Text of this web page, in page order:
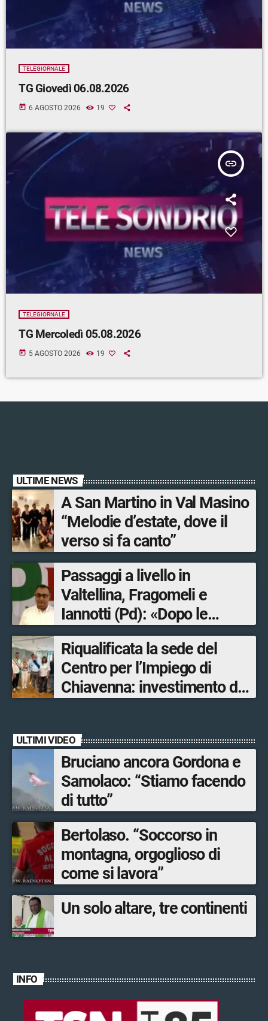
TELEGIORNALE
TG Giovedì 06.08.2026
today 6 AGOSTO 2026 19
insert_link
TELEGIORNALE
TG Mercoledì 05.08.2026
today 5 AGOSTO 2026 19
ULTIME NEWS
A San Martino in Val Masino
“Melodie d’estate, dove il
verso si fa canto”
Passaggi a livello in
Valtellina, Fragomeli e
Iannotti (Pd): «Dopo le
Olimpiadi solo un terzo delle
opere sostitutive sarà
ultimato entro il 2026»
Riqualificata la sede del
Centro per l’Impiego di
Chiavenna: investimento da
ULTIMI VIDEO
Bruciano ancora Gordona e
Samolaco: “Stiamo facendo
di tutto”
Bertolaso. “Soccorso in
montagna, orgoglioso di
come si lavora”
Un solo altare, tre continenti
INFO